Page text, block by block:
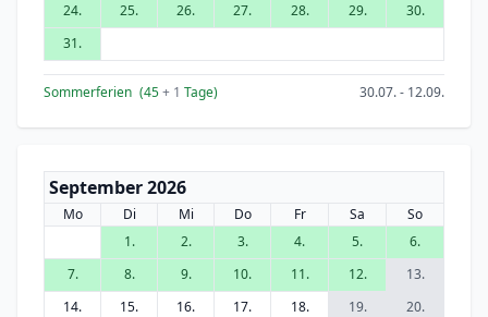
24.
25. 26. 27. 28. 29.
30.
31.
Sommerferien (45+ 1 Tage) 30.07. - 12.09.
September 2026
Mo Di Mi Do Fr Sa
So
1.
2. 3. 4. 5.
6.
7.
8. 9. 10. 11. 12.
13.
14.
15. 16. 17. 18. 19.
20.